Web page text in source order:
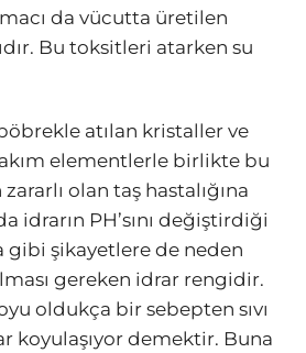
da vücutta üretilen
Bu toksitleri atarken su
atılan kristaller ve
elementlerle birlikte bu
olan taş hastalığına
idrarın PH’sını değiştirdiği
gibi şikayetlere de neden
gereken idrar rengidir.
oldukça bir sebepten sıvı
koyulaşıyor demektir. Buna